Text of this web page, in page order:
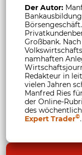
Der Autor:
Großbank.
namhaften
Redakteur in
vielen Jahren
Manfred Ries für
der Online-
des
Expert Trader©.